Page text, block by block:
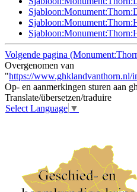
Volgende pagina
Overgenomen van
"https://www.ghklandvanthorn.nl/
Op- en aanmerkingen sturen aan
Translate/übersetzen/traduire
Select Language ▼